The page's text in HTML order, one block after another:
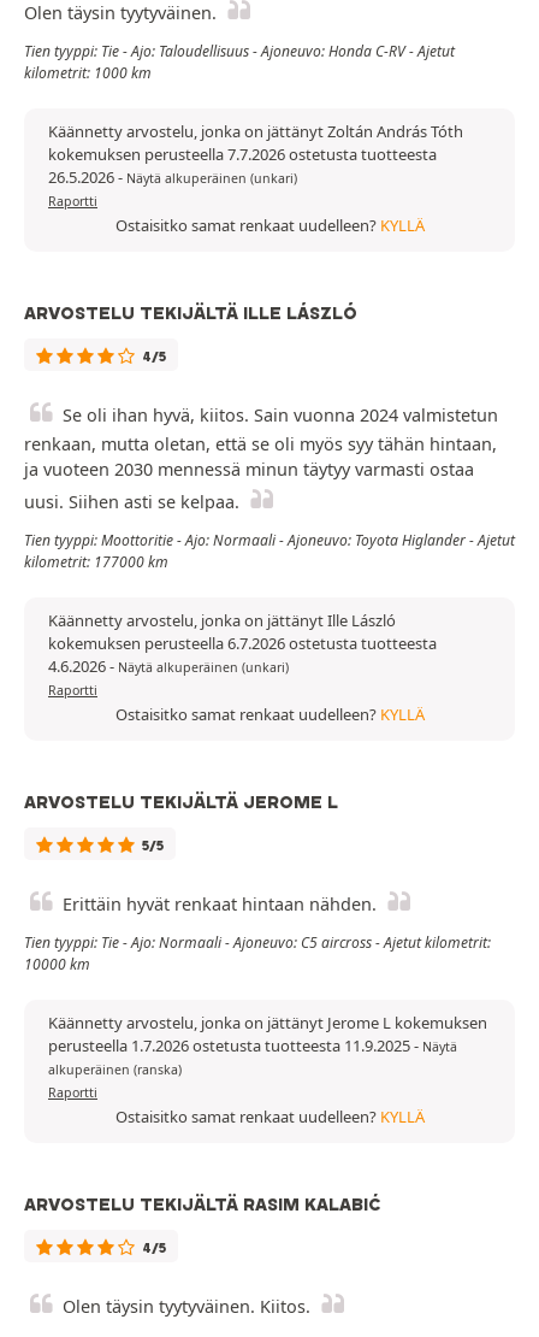
Olen täysin tyytyväinen.
Tien tyyppi: Tie - Ajo: Taloudellisuus - Ajoneuvo: Honda C-RV - Ajetut
kilometrit: 1000 km
Käännetty arvostelu, jonka on jättänyt Zoltán András Tóth
kokemuksen perusteella 7.7.2026 ostetusta tuotteesta
26.5.2026- Näytä alkuperäinen (unkari)
Raportti
Ostaisitko samat renkaat uudelleen? KYLLÄ
ARVOSTELU TEKIJÄLTÄ ILLE LÁSZLÓ
4/5
Se oli ihan hyvä, kiitos. Sain vuonna 2024 valmistetun
renkaan, mutta oletan, että se oli myös syy tähän hintaan,
ja vuoteen 2030 mennessä minun täytyy varmasti ostaa
uusi. Siihen asti se kelpaa.
Tien tyyppi: Moottoritie - Ajo: Normaali - Ajoneuvo: Toyota Higlander - Ajetut
kilometrit: 177000 km
Käännetty arvostelu, jonka on jättänyt Ille László
kokemuksen perusteella 6.7.2026 ostetusta tuotteesta
4.6.2026- Näytä alkuperäinen (unkari)
Raportti
Ostaisitko samat renkaat uudelleen? KYLLÄ
ARVOSTELU TEKIJÄLTÄ JEROME L
5/5
Erittäin hyvät renkaat hintaan nähden.
Tien tyyppi: Tie - Ajo: Normaali - Ajoneuvo: C5 aircross - Ajetut kilometrit:
10000 km
Käännetty arvostelu, jonka on jättänyt Jerome L kokemuksen
perusteella 1.7.2026 ostetusta tuotteesta 11.9.2025- Näytä
alkuperäinen (ranska)
Raportti
Ostaisitko samat renkaat uudelleen? KYLLÄ
ARVOSTELU TEKIJÄLTÄ RASIM KALABIĆ
4/5
Olen täysin tyytyväinen. Kiitos.